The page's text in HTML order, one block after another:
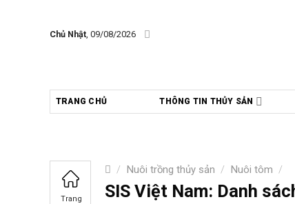
Chủ Nhật, 09/08/2026
TRANG CHỦ THÔNG TIN THỦY SẢN
/ Nuôi trồng thủy sản / Nuôi tôm /
Trang
SIS Việt Nam: Danh